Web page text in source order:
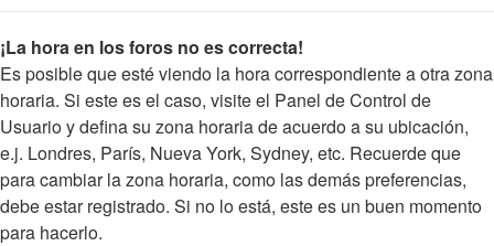
¡La hora en los foros no es correcta!
Es posible que esté viendo la hora correspondiente a otra zona
horaria. Si este es el caso, visite el Panel de Control de
Usuario y defina su zona horaria de acuerdo a su ubicación,
e.j. Londres, París, Nueva York, Sydney, etc. Recuerde que
para cambiar la zona horaria, como las demás preferencias,
debe estar registrado. Si no lo está, este es un buen momento
para hacerlo.